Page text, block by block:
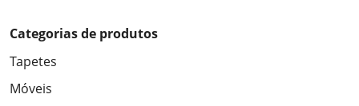
Categorias de produtos
Tapetes
Móveis